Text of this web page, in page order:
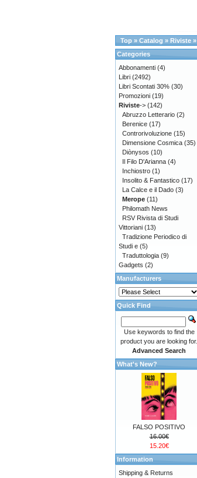
Top » Catalog » Riviste »
Categories
Abbonamenti (4)
Libri (2492)
Libri Scontati 30% (30)
Promozioni (19)
Riviste-> (142)
Abruzzo Letterario (2)
Berenice (17)
Controrivoluzione (15)
Dimensione Cosmica (35)
Diònysos (10)
Il Filo D'Arianna (4)
Inchiostro (1)
Insolito & Fantastico (17)
La Calce e il Dado (3)
Merope (11)
Philomath News
RSV Rivista di Studi
Vittoriani (13)
Tradizione Periodico di
Studi e (5)
Traduttologia (9)
Gadgets (2)
Manufacturers
Quick Find
Use keywords to find the
product you are looking for.
Advanced Search
What's New?
FALSO POSITIVO
16.00€
15.20€
Information
Shipping & Returns